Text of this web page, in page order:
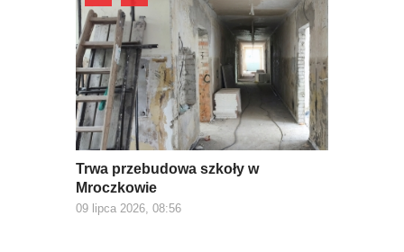
Trwa przebudowa szkoły w
Mroczkowie
09 lipca 2026, 08:56